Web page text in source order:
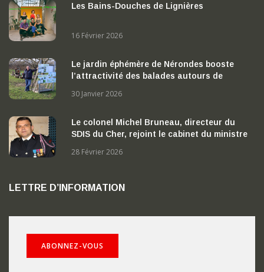
Les Bains-Douches de Lignières
16 Février 2026
Le jardin éphémère de Nérondes booste
l’attractivité des balades autours de
30 Janvier 2026
Le colonel Michel Bruneau, directeur du
SDIS du Cher, rejoint le cabinet du ministre
28 Février 2026
LETTRE D’INFORMATION